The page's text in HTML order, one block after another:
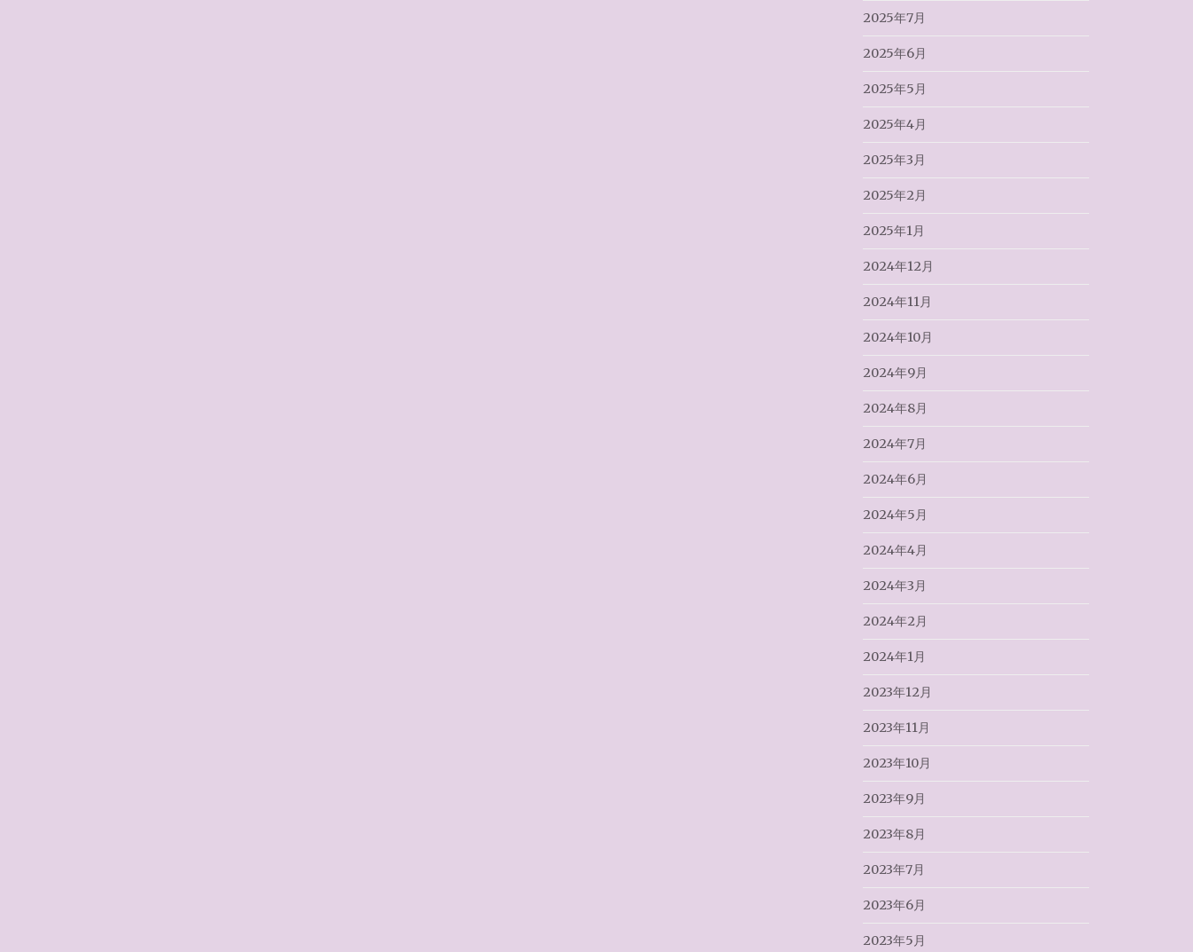
2025年7月
2025年6月
2025年5月
2025年4月
2025年3月
2025年2月
2025年1月
2024年12月
2024年11月
2024年10月
2024年9月
2024年8月
2024年7月
2024年6月
2024年5月
2024年4月
2024年3月
2024年2月
2024年1月
2023年12月
2023年11月
2023年10月
2023年9月
2023年8月
2023年7月
2023年6月
2023年5月